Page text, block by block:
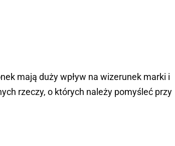
mają duży wpływ na wizerunek marki i
rzeczy, o których należy pomyśleć przy